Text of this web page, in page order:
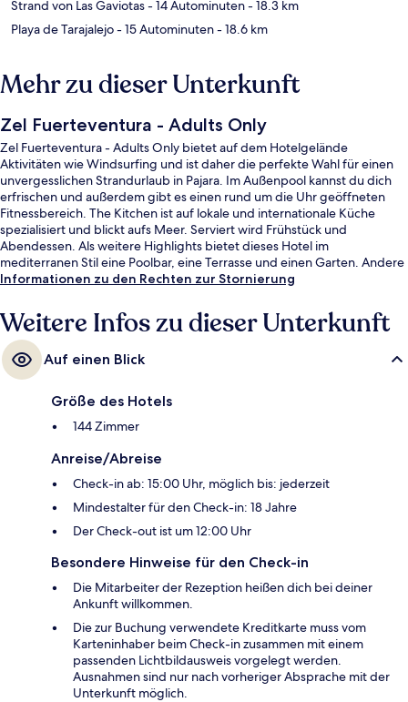
Strand von Las Gaviotas- 14 Autominuten- 18.3 km
Playa de Tarajalejo- 15 Autominuten- 18.6 km
Mehr zu dieser Unterkunft
Zel Fuerteventura - Adults Only
Zel Fuerteventura - Adults Only bietet auf dem Hotelgelände
Aktivitäten wie Windsurfing und ist daher die perfekte Wahl für einen
unvergesslichen Strandurlaub in Pajara. Im Außenpool kannst du dich
erfrischen und außerdem gibt es einen rund um die Uhr geöffneten
Fitnessbereich. The Kitchen ist auf lokale und internationale Küche
spezialisiert und blickt aufs Meer. Serviert wird Frühstück und
Abendessen. Als weitere Highlights bietet dieses Hotel im
mediterranen Stil eine Poolbar, eine Terrasse und einen Garten. Andere
Reisende mögen das hilfsbereite Personal und den allgemeinen
Informationen zu den Rechten zur Stornierung
Weitere Infos zu dieser Unterkunft
Auf einen Blick
Größe des Hotels
144 Zimmer
Anreise/Abreise
Check-in ab: 15:00 Uhr, möglich bis: jederzeit
Mindestalter für den Check-in: 18 Jahre
Der Check-out ist um 12:00 Uhr
Besondere Hinweise für den Check-in
Die Mitarbeiter der Rezeption heißen dich bei deiner
Ankunft willkommen.
Die zur Buchung verwendete Kreditkarte muss vom
Karteninhaber beim Check-in zusammen mit einem
passenden Lichtbildausweis vorgelegt werden.
Ausnahmen sind nur nach vorheriger Absprache mit der
Unterkunft möglich.